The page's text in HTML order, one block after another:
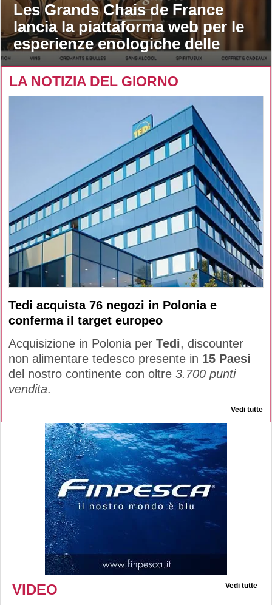
Les Grands Chais de France
lancia la piattaforma web per le
esperienze enologiche delle
maison
LA NOTIZIA DEL GIORNO
Tedi acquista 76 negozi in Polonia e
conferma il target europeo
Acquisizione in Polonia per Tedi, discounter
non alimentare tedesco presente in 15 Paesi
del nostro continente con oltre 3.700 punti
vendita.
Vedi tutte
VIDEO Vedi tutte